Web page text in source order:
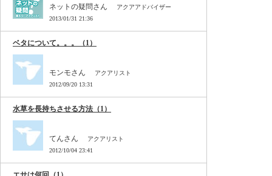
ネットの疑問さん
アクアアドバイザー
2013/01/31 21:36
ベタについて。。。（1）
モンモさん
アクアリスト
2012/09/20 13:31
水草を長持ちさせる方法（1）
てんさん
アクアリスト
2012/10/04 23:41